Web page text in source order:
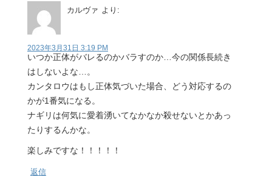
カルヴァ より:
2023年3月31日 3:19 PM
いつか正体がバレるのかバラすのか…今の関係長続き
はしないよな…。
カンタロウはもし正体気づいた場合、どう対応するの
かが1番気になる。
ナギリは何気に愛着湧いてなかなか殺せないとかあっ
たりするんかな。
楽しみですな！！！！！
返信